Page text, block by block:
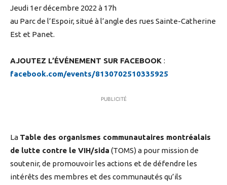
Jeudi 1er décembre 2022 à 17h
au Parc de l’Espoir, situé à l’angle des rues Sainte-Catherine
Est et Panet.
AJOUTEZ L’ÉVÉNEMENT SUR FACEBOOK :
facebook.com/events/8130702510335925
PUBLICITÉ
La Table des organismes communautaires montréalais
de lutte contre le VIH/sida (TOMS) a pour mission de
soutenir, de promouvoir les actions et de défendre les
intérêts des membres et des communautés qu’ils